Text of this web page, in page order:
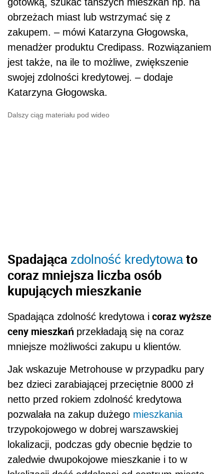
obrzeżach miast lub wstrzymać się z
zakupem. – mówi Katarzyna Głogowska,
menadżer produktu Credipass. Rozwiązaniem
jest także, na ile to możliwe, zwiększenie
swojej zdolności kredytowej. – dodaje
Katarzyna Głogowska.
Dalszy ciąg materiału pod wideo
Spadająca zdolność kredytowato
coraz mniejsza liczba osób
kupujących mieszkanie
Spadająca zdolność kredytowa i coraz wyższe
ceny mieszkań przekładają się na coraz
mniejsze możliwości zakupu u klientów.
Jak wskazuje Metrohouse w przypadku pary
bez dzieci zarabiającej przeciętnie 8000 zł
netto przed rokiem zdolność kredytowa
pozwalała na zakup dużego mieszkania
trzypokojowego w dobrej warszawskiej
lokalizacji, podczas gdy obecnie będzie to
zaledwie dwupokojowe mieszkanie i to w